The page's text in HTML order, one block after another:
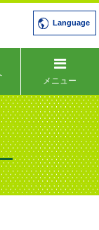
Language
メニュー